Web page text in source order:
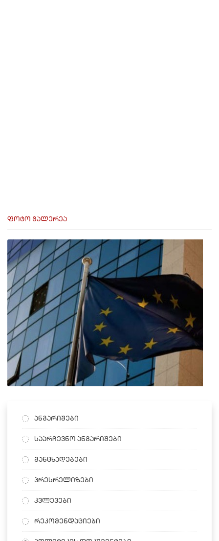
ფოტო გალერეა
ანგარიშები
საარჩევნო ანგარიშები
განცხადებები
პრესრელიზები
კვლევები
რეკომენდაციები